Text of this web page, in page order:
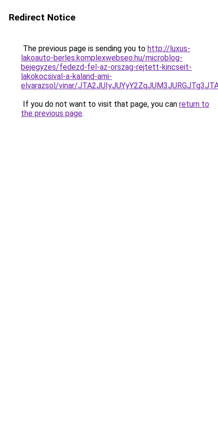
Redirect Notice
The previous page is sending you to http://luxus-
lakoauto-berles.komplexwebseo.hu/microblog-
bejegyzes/fedezd-fel-az-orszag-rejtett-kincseit-
lakokocsival-a-kaland-ami-
elvarazsol/vinar/
If you do not want to visit that page, you can return to
the previous page.